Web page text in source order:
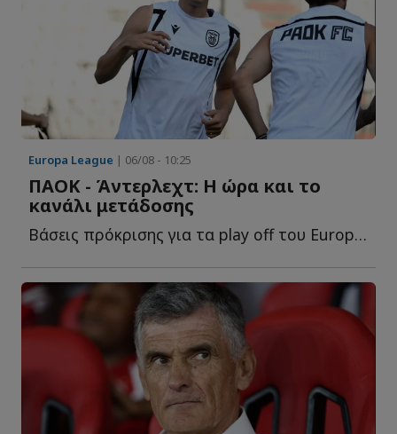
Europa League | 06/08 - 10:25
ΠΑΟΚ - Άντερλεχτ: Η ώρα και το
κανάλι μετάδοσης
Βάσεις πρόκρισης για τα play off του Europa League προσδοκά να β...